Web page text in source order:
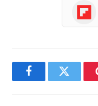
FacebookTwitter